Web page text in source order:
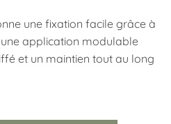
une fixation facile grâce à
application modulable
et un maintien tout au long